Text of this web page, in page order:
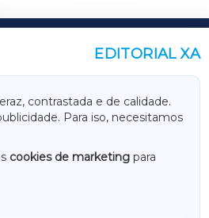
EDITORIAL XA
contrastada e de calidade.
Para iso, necesitamos
cookies de marketing para